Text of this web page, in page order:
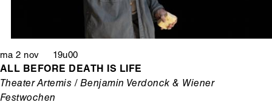
ma 2 nov 19u00
ALL BEFORE DEATH IS LIFE
Theater Artemis / Benjamin Verdonck & Wiener
Festwochen